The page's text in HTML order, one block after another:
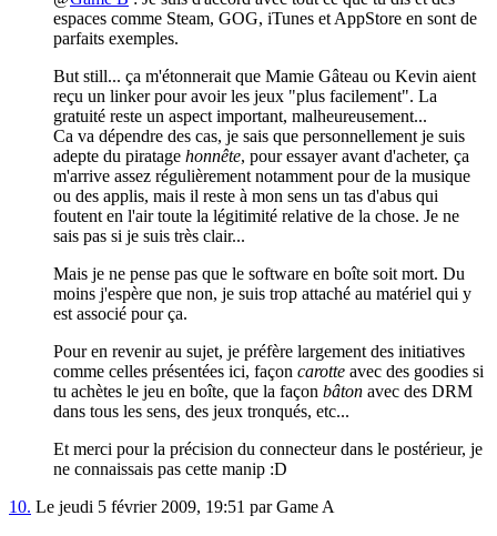
espaces comme Steam, GOG, iTunes et AppStore en sont de
parfaits exemples.
But still... ça m'étonnerait que Mamie Gâteau ou Kevin aient
reçu un linker pour avoir les jeux "plus facilement". La
gratuité reste un aspect important, malheureusement...
Ca va dépendre des cas, je sais que personnellement je suis
adepte du piratage honnête, pour essayer avant d'acheter, ça
m'arrive assez régulièrement notamment pour de la musique
ou des applis, mais il reste à mon sens un tas d'abus qui
foutent en l'air toute la légitimité relative de la chose. Je ne
sais pas si je suis très clair...
Mais je ne pense pas que le software en boîte soit mort. Du
moins j'espère que non, je suis trop attaché au matériel qui y
est associé pour ça.
Pour en revenir au sujet, je préfère largement des initiatives
comme celles présentées ici, façon carotte avec des goodies si
tu achètes le jeu en boîte, que la façon bâton avec des DRM
dans tous les sens, des jeux tronqués, etc...
Et merci pour la précision du connecteur dans le postérieur, je
ne connaissais pas cette manip :D
10. Le jeudi 5 février 2009, 19:51 par Game A